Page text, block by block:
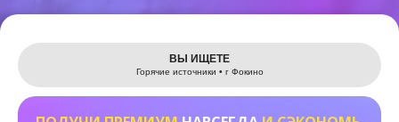
Leaflet
ВЫ ИЩЕТЕ
Горячие источники • г Фокино